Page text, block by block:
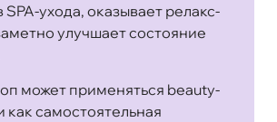
ухода, оказывает релакс-
улучшает состояние
может применяться beauty-
как самостоятельная